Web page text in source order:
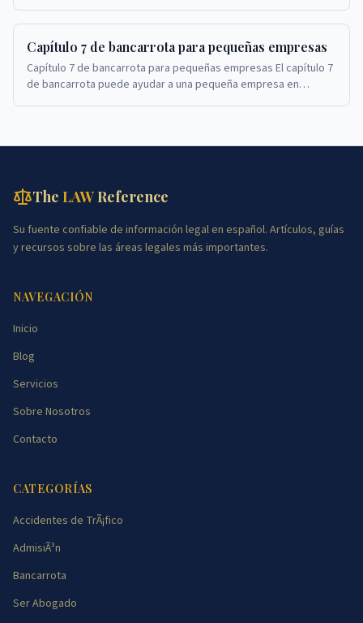
Capítulo 7 de bancarrota para pequeñas empresas
Capítulo 7 de bancarrota para pequeñas empresas El capítulo 7
de bancarrota puede ayudar a una pequeña empresa en
The LAWReference
Su fuente confiable de información legal en español. Artículos, guías
y recursos sobre las áreas legales más importantes.
NAVEGACIÓN
Inicio
Blog
Servicios
Sobre Nosotros
Contacto
CATEGORÍAS
Accidentes de TrÃ¡fico
AdmisiÃ³n
Bancarrota
Ser Abogado